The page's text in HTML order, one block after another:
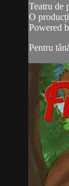
Teatru de
O
Powered
Pentru